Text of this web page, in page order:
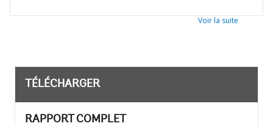
Voir la suite
TÉLÉCHARGER
RAPPORT COMPLET